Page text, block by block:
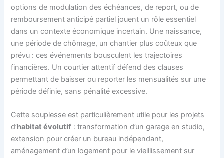
options de modulation des échéances, de report, ou de
remboursement anticipé partiel jouent un rôle essentiel
dans un contexte économique incertain. Une naissance,
une période de chômage, un chantier plus coûteux que
prévu : ces événements bousculent les trajectoires
financières. Un courtier attentif défend des clauses
permettant de baisser ou reporter les mensualités sur une
période définie, sans pénalité excessive.
Cette souplesse est particulièrement utile pour les projets
d’habitat évolutif : transformation d’un garage en studio,
extension pour créer un bureau indépendant,
aménagement d’un logement pour le vieillissement sur